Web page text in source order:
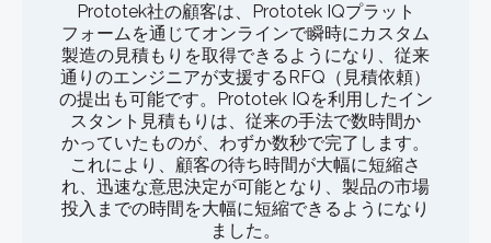
Prototek社の顧客は、Prototek IQプラット
フォームを通じてオンラインで瞬時にカスタム
製造の見積もりを取得できるようになり、従来
通りのエンジニアが支援するRFQ（見積依頼）
の提出も可能です。Prototek IQを利用したイン
スタント見積もりは、従来の手法で数時間か
かっていたものが、わずか数秒で完了します。
これにより、顧客の待ち時間が大幅に短縮さ
れ、迅速な意思決定が可能となり、製品の市場
投入までの時間を大幅に短縮できるようになり
ました。